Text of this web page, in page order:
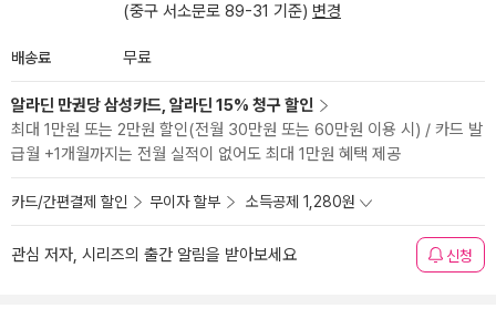
(중구 서소문로 89-31 기준) 변경
배송료 무료
알라딘 만권당 삼성카드, 알라딘 15% 청구 할인
최대 1만원 또는 2만원 할인(전월 30만원 또는 60만원 이용 시) / 카드 발
급월 +1개월까지는 전월 실적이 없어도 최대 1만원 혜택 제공
카드/간편결제 할인 무이자 할부 소득공제 1,280원
관심 저자, 시리즈의 출간 알림을 받아보세요 신청